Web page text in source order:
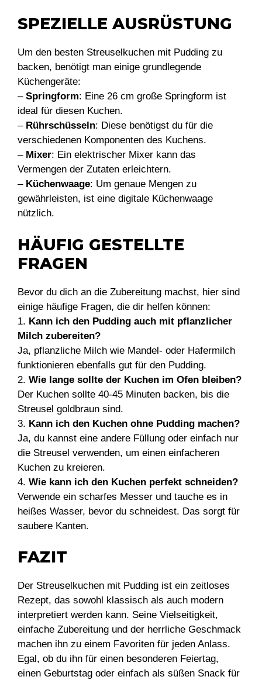
SPEZIELLE AUSRÜSTUNG
Um den besten Streuselkuchen mit Pudding zu
backen, benötigt man einige grundlegende
Küchengeräte:
– Springform: Eine 26 cm große Springform ist
ideal für diesen Kuchen.
– Rührschüsseln: Diese benötigst du für die
verschiedenen Komponenten des Kuchens.
– Mixer: Ein elektrischer Mixer kann das
Vermengen der Zutaten erleichtern.
– Küchenwaage: Um genaue Mengen zu
gewährleisten, ist eine digitale Küchenwaage
nützlich.
HÄUFIG GESTELLTE
FRAGEN
Bevor du dich an die Zubereitung machst, hier sind
einige häufige Fragen, die dir helfen können:
1. Kann ich den Pudding auch mit pflanzlicher
Milch zubereiten?
Ja, pflanzliche Milch wie Mandel- oder Hafermilch
funktionieren ebenfalls gut für den Pudding.
2. Wie lange sollte der Kuchen im Ofen bleiben?
Der Kuchen sollte 40-45 Minuten backen, bis die
Streusel goldbraun sind.
3. Kann ich den Kuchen ohne Pudding machen?
Ja, du kannst eine andere Füllung oder einfach nur
die Streusel verwenden, um einen einfacheren
Kuchen zu kreieren.
4. Wie kann ich den Kuchen perfekt schneiden?
Verwende ein scharfes Messer und tauche es in
heißes Wasser, bevor du schneidest. Das sorgt für
saubere Kanten.
FAZIT
Der Streuselkuchen mit Pudding ist ein zeitloses
Rezept, das sowohl klassisch als auch modern
interpretiert werden kann. Seine Vielseitigkeit,
einfache Zubereitung und der herrliche Geschmack
machen ihn zu einem Favoriten für jeden Anlass.
Egal, ob du ihn für einen besonderen Feiertag,
einen Geburtstag oder einfach als süßen Snack für